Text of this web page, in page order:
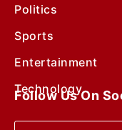
Politics
Sports
Entertainment
Technology
Follow Us On